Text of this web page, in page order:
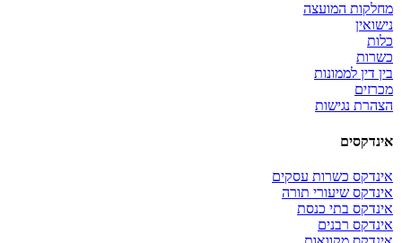
מחלקות המועצה
נישואין
כלות
כשרות
בין דין לממונות
מכרזים
הצהרת נגישות
אינדקסים
אינדקס כשרות עסקים
אינדקס שיעורי תורה
אינדקס בתי כנסת
אינדקס רבנים